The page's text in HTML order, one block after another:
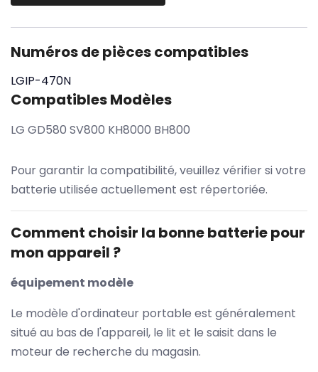
Numéros de pièces compatibles
LGIP-470N
Compatibles Modèles
LG GD580 SV800 KH8000 BH800
Pour garantir la compatibilité, veuillez vérifier si votre
batterie utilisée actuellement est répertoriée.
Comment choisir la bonne batterie pour
mon appareil ?
équipement modèle
Le modèle d'ordinateur portable est généralement
situé au bas de l'appareil, le lit et le saisit dans le
moteur de recherche du magasin.